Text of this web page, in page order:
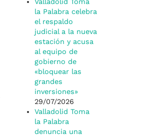
Valladolid Toma
la Palabra celebra
el respaldo
judicial a la nueva
estación y acusa
al equipo de
gobierno de
«bloquear las
grandes
inversiones»
29/07/2026
Valladolid Toma
la Palabra
denuncia una